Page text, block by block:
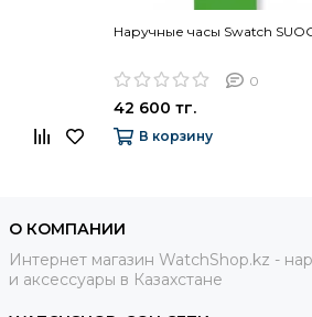
Наручные часы Swatch
0
42 600 тг.
В корзину
О КОМПАНИИ
Интернет магазин WatchShop.kz -
и аксессуары в Казахстане